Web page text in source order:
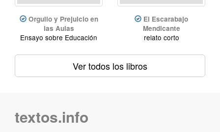
Orgullo y Prejuicio en
las Aulas
Ensayo sobre Educación
El Escarabajo
Mendicante
relato corto
Ver todos los libros
textos.info